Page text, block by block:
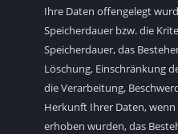
Ihre Daten offengelegt
Speicherdauer bzw. die
Speicherdauer, das
Löschung, Einschränkung
die Verarbeitung,
Herkunft Ihrer Daten,
erhoben wurden, das